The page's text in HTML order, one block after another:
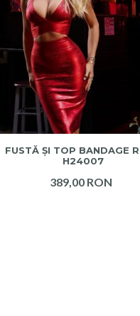
ADAUGA IN COS
FUSTĂ ȘI TOP BANDAGE
H24007
389,00 RON